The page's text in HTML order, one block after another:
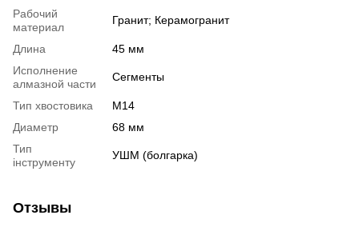
Рабочий
материал
Гранит; Керамогранит
Длина
45 мм
Исполнение
алмазной части
Сегменты
Тип хвостовика
М14
Диаметр
68 мм
Тип
інструменту
УШМ (болгарка)
Отзывы